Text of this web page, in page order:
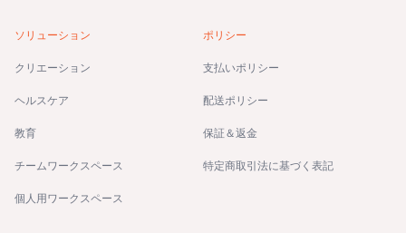
ソリューション
クリエーション
ヘルスケア
教育
チームワークスペース
個人用ワークスペース
ポリシー
支払いポリシー
配送ポリシー
保証＆返金
特定商取引法に基づく表記